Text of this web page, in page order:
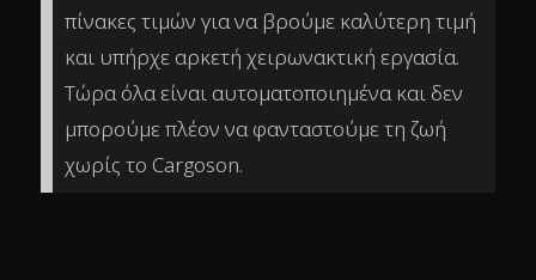
πίνακες τιμών για να βρούμε καλύτερη τιμή
και υπήρχε αρκετή χειρωνακτική εργασία.
Τώρα όλα είναι αυτοματοποιημένα και δεν
μπορούμε πλέον να φανταστούμε τη ζωή
χωρίς το Cargoson.